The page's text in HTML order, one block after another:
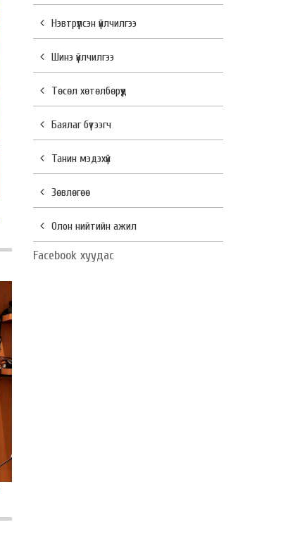
Нэвтрүүлсэн үйлчилгээ
Шинэ үйлчилгээ
Төсөл хөтөлбөрүүд
Баялаг бүтээгч
Танин мэдэхүй
Зөвлөгөө
Олон нийтийн ажил
Facebook хуудас